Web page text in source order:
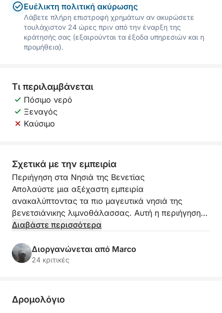
Ευέλικτη πολιτική ακύρωσης
Λάβετε πλήρη επιστροφή χρημάτων αν ακυρώσετε
τουλάχιστον 24 ώρες πριν από την έναρξη της
κράτησής σας (εξαιρούνται τα έξοδα υπηρεσιών και η
προμήθεια).
Τι περιλαμβάνεται
Πόσιμο νερό
Ξεναγός
Καύσιμο
Σχετικά με την εμπειρία
Περιήγηση στα Νησιά της Βενετίας
Απολαύστε μια αξέχαστη εμπειρία
ανακαλύπτοντας τα πιο μαγευτικά νησιά της
βενετσιάνικης λιμνοθάλασσας. Αυτή η περιήγηση
θα σας οδηγήσει στη βενετσιάνικη λιμνοθάλασσα,
Κατά τη διάρκεια της κρουαζιέρας, θα απολαύσετε
πίνοντας ένα ποτήρι prosecco.
Διαβάστε περισσότερα
Διοργανώνεται από Marco
24 κριτικές
Δρομολόγιο